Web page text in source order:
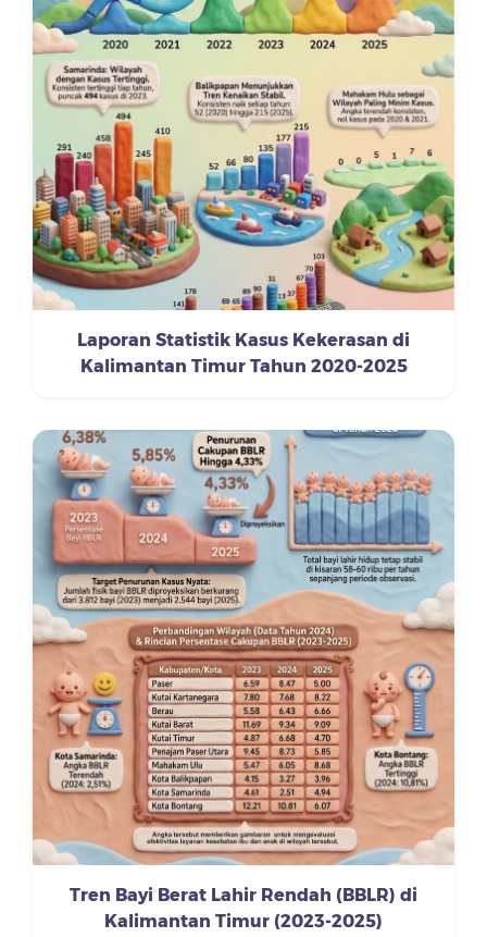
Laporan Statistik Kasus Kekerasan di
Kalimantan Timur Tahun 2020-2025
Tren Bayi Berat Lahir Rendah (BBLR) di
Kalimantan Timur (2023-2025)